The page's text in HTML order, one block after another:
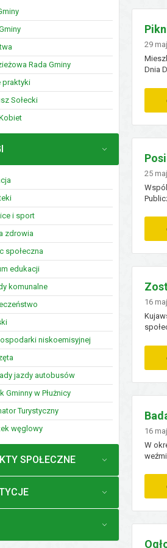
Rada Gminy
praktyki
Sołecki
i sport
zdrowia
społeczna
edukacji
komunalne
niskoemisyjnej
jazdy autobusów
Gminny w Płużnicy
Turystyczny
węglowy
SPOŁECZNE
29
Dnia
25
16
16
W